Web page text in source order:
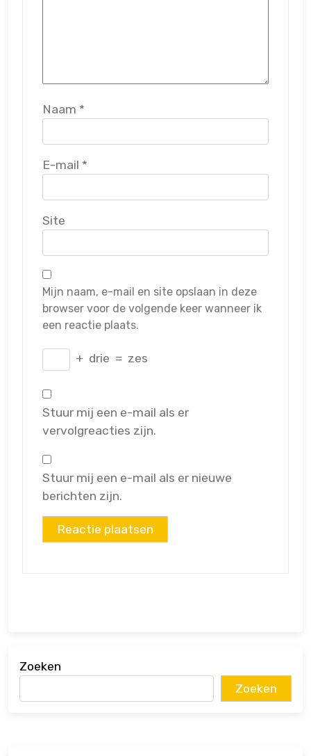
Naam *
E-mail *
Site
Mijn naam, e-mail en site opslaan in deze
browser voor de volgende keer wanneer ik
een reactie plaats.
+ drie = zes
Stuur mij een e-mail als er
vervolgreacties zijn.
Stuur mij een e-mail als er nieuwe
berichten zijn.
Zoeken
Zoeken